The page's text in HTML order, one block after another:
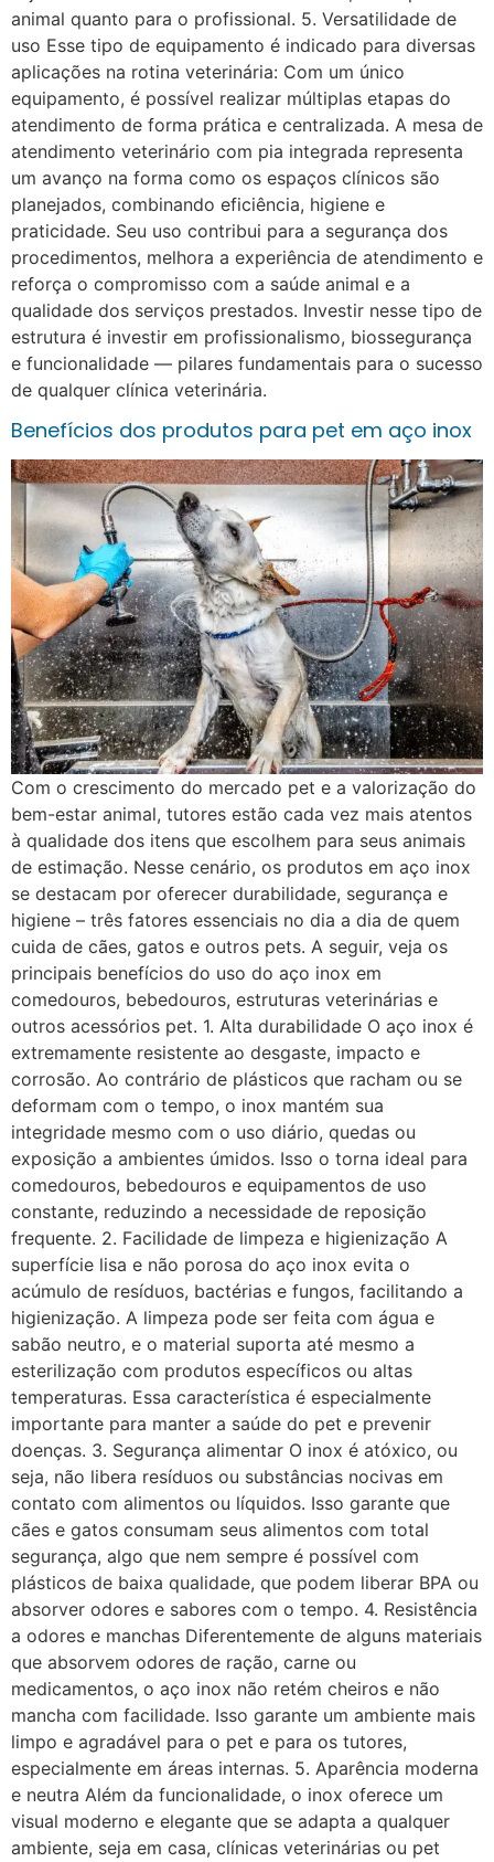
animal quanto para o profissional. 5. Versatilidade de
uso Esse tipo de equipamento é indicado para diversas
aplicações na rotina veterinária: Com um único
equipamento, é possível realizar múltiplas etapas do
atendimento de forma prática e centralizada. A mesa de
atendimento veterinário com pia integrada representa
um avanço na forma como os espaços clínicos são
planejados, combinando eficiência, higiene e
praticidade. Seu uso contribui para a segurança dos
procedimentos, melhora a experiência de atendimento e
reforça o compromisso com a saúde animal e a
qualidade dos serviços prestados. Investir nesse tipo de
estrutura é investir em profissionalismo, biossegurança
e funcionalidade — pilares fundamentais para o sucesso
de qualquer clínica veterinária.
Benefícios dos produtos para pet em aço inox
Com o crescimento do mercado pet e a valorização do
bem-estar animal, tutores estão cada vez mais atentos
à qualidade dos itens que escolhem para seus animais
de estimação. Nesse cenário, os produtos em aço inox
se destacam por oferecer durabilidade, segurança e
higiene – três fatores essenciais no dia a dia de quem
cuida de cães, gatos e outros pets. A seguir, veja os
principais benefícios do uso do aço inox em
comedouros, bebedouros, estruturas veterinárias e
outros acessórios pet. 1. Alta durabilidade O aço inox é
extremamente resistente ao desgaste, impacto e
corrosão. Ao contrário de plásticos que racham ou se
deformam com o tempo, o inox mantém sua
integridade mesmo com o uso diário, quedas ou
exposição a ambientes úmidos. Isso o torna ideal para
comedouros, bebedouros e equipamentos de uso
constante, reduzindo a necessidade de reposição
frequente. 2. Facilidade de limpeza e higienização A
superfície lisa e não porosa do aço inox evita o
acúmulo de resíduos, bactérias e fungos, facilitando a
higienização. A limpeza pode ser feita com água e
sabão neutro, e o material suporta até mesmo a
esterilização com produtos específicos ou altas
temperaturas. Essa característica é especialmente
importante para manter a saúde do pet e prevenir
doenças. 3. Segurança alimentar O inox é atóxico, ou
seja, não libera resíduos ou substâncias nocivas em
contato com alimentos ou líquidos. Isso garante que
cães e gatos consumam seus alimentos com total
segurança, algo que nem sempre é possível com
plásticos de baixa qualidade, que podem liberar BPA ou
absorver odores e sabores com o tempo. 4. Resistência
a odores e manchas Diferentemente de alguns materiais
que absorvem odores de ração, carne ou
medicamentos, o aço inox não retém cheiros e não
mancha com facilidade. Isso garante um ambiente mais
limpo e agradável para o pet e para os tutores,
especialmente em áreas internas. 5. Aparência moderna
e neutra Além da funcionalidade, o inox oferece um
visual moderno e elegante que se adapta a qualquer
ambiente, seja em casa, clínicas veterinárias ou pet